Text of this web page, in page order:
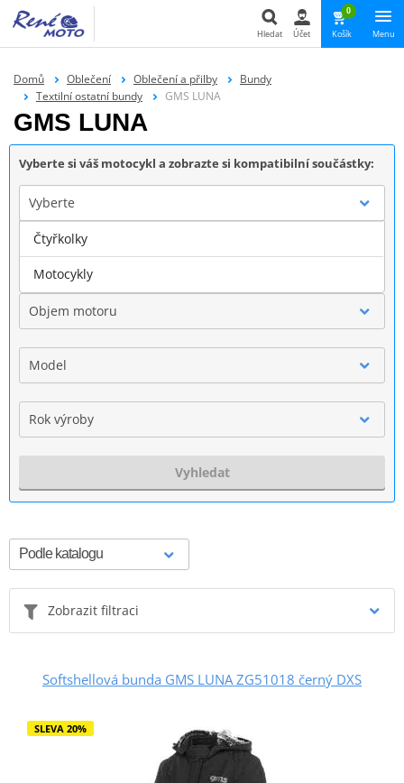
Hledat Účet
0
Košík Menu
Domů Oblečení Oblečení a přilby
Bundy
Textilní ostatní bundy
GMS LUNA
GMS LUNA
Vyberte si váš motocykl a zobrazte si kompatibilní součástky:
Vyberte
Značka
Objem motoru
Model
Rok výroby
Vyhledat
Zobrazit filtraci
Softshellová bunda GMS LUNA ZG51018 černý DXS
SLEVA 20%
Čtyřkolky
Motocykly